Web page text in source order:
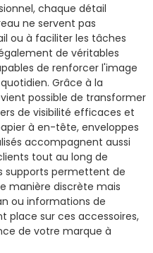
chaque détail
ne servent pas
ou à faciliter les tâches
de véritables
de renforcer l'image
Grâce à la
possible de transformer
de visibilité efficaces et
à en-tête, enveloppes
accompagnent aussi
tout au long de
supports permettent de
manière discrète mais
ou informations de
sur ces accessoires,
de votre marque à